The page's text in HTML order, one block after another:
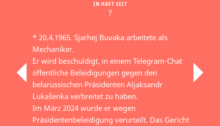
IN HAFT SEIT
?
* 20.4.1965. Sjarhej Buvaka arbeitete als
Mechaniker.
Er wird beschuldigt, in einem Telegram-Chat
öffentliche Beleidigungen gegen den
belarussischen Präsidenten Aljaksandr
Lukašenka verbreitet zu haben.
Im März 2024 wurde er wegen
Präsidentenbeleidigung verurteilt. Das Gericht